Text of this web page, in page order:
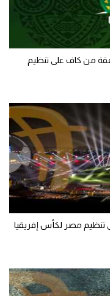
من كاف على تنظيم
تنظيم مصر لكأس إفريقيا